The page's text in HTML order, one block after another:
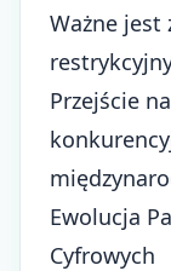
Ważne jest
Przejście
Ewolucja
Cyfrowych